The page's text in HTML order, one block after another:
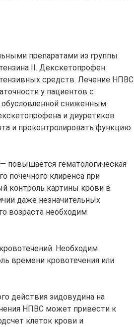
препаратами из группы
II. Декскетопрофен
средств. Лечение НПВС
у пациентов с
обусловленной сниженным
и диуретиков
и проконтролировать функцию
повышается гематологическая
почечного клиренса при
контроль картины крови в
даже незначительных
возраста необходим
Необходим
времени кровотечения или
действия зидовудина на
НПВС может привести к
клеток крови и